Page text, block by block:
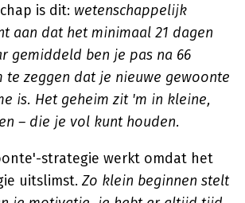
is dit: wetenschappelijk
aan dat het minimaal 21 dagen
gemiddeld ben je pas na 66
te zeggen dat je nieuwe gewoonte
is. Het geheim zit 'm in kleine,
– die je vol kunt houden.
strategie werkt omdat het
uitslimst. Zo klein beginnen stelt